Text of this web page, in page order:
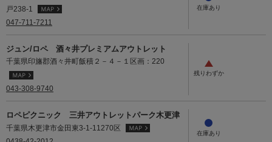
戸238-1
047-711-7211
ジュン/ロペ 酒々井プレミアムアウトレット
千葉県印旛郡酒々井町飯積２－４－１区画：220
043-308-9740
ロペピクニック 三井アウトレットパーク木更津
千葉県木更津市金田東3-1-11270区